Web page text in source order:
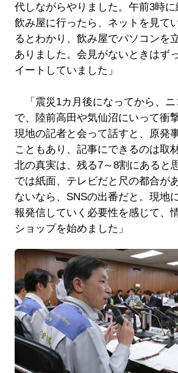
代しながらやりました。午前3時
飲み屋に行ったら、ネットを見て
るとわかり、飲み屋でパソコンを
ありました。会見がないときはず
イートしていました」
「震災1カ月後になってから、ニ
で、陸前高田や気仙沼にいって衝
現地の記者と会って話すと、原発
こともあり、記事にできるのは取
北の真実は、残る7～8割にあると
では紙面、テレビだと尺の都合が
ないなら、SNSの出番だと。現地
報発信していく必要性を感じて、
ショップを始めました」